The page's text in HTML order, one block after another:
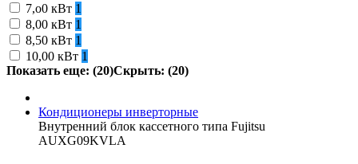
7,o0 кВт 1
8,00 кВт 1
8,50 кВт 1
10,00 кВт 1
Показать еще: (20)Скрыть: (20)
Кондиционеры инверторные
Внутренний блок кассетного типа Fujitsu
AUXG09KVLA